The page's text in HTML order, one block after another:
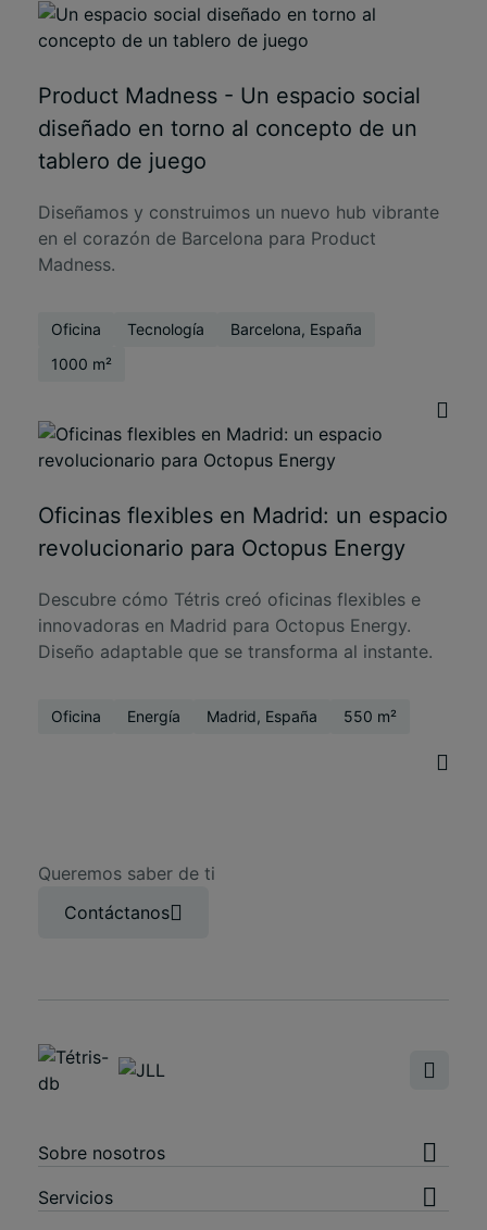
Product Madness - Un espacio social
diseñado en torno al concepto de un
tablero de juego
Diseñamos y construimos un nuevo hub vibrante
en el corazón de Barcelona para Product
Madness.
Oficina Tecnología
Barcelona, España
1000 m²
Oficinas flexibles en Madrid: un espacio
revolucionario para Octopus Energy
Descubre cómo Tétris creó oficinas flexibles e
innovadoras en Madrid para Octopus Energy.
Diseño adaptable que se transforma al instante.
Oficina Energía Madrid, España 550 m²
Queremos saber de ti
Contáctanos
Sobre nosotros
Servicios